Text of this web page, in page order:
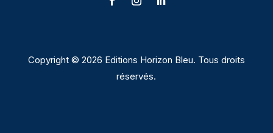
Copyright © 2026 Editions Horizon Bleu. Tous droits
réservés.